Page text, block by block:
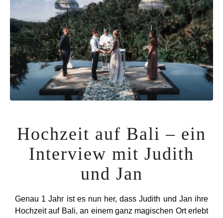
Hochzeit auf Bali – ein
Interview mit Judith
und Jan
Genau 1 Jahr ist es nun her, dass Judith und Jan ihre
Hochzeit auf Bali, an einem ganz magischen Ort erlebt